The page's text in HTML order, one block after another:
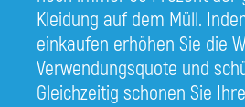
Kleidung auf dem Müll.
einkaufen erhöhen Sie die
Verwendungsquote und
Gleichzeitig schonen Sie